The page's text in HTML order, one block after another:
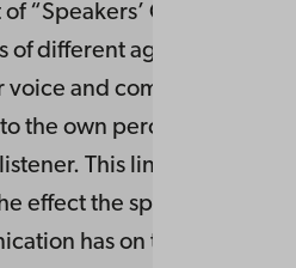
“Speakers’ Comfort”, i.e.
of different age and
voice and communication in
the own perception of the
This line of research
effect the speakers’ voice
has on the listener